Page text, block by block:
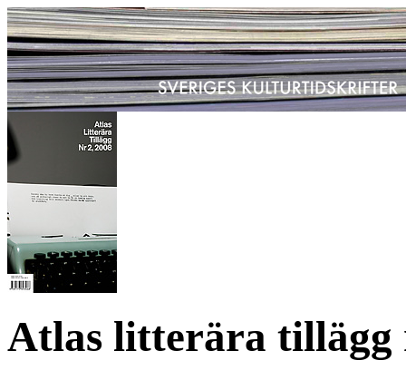
Atlas litterära tillägg